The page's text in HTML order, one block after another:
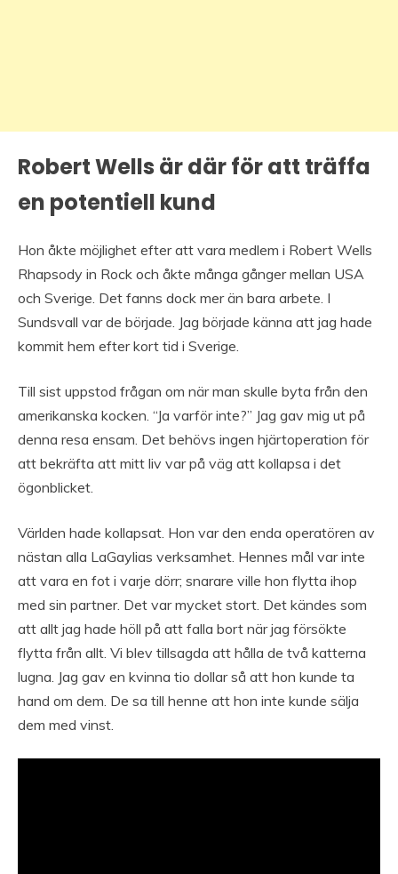
Robert Wells är där för att träffa
en potentiell kund
Hon åkte möjlighet efter att vara medlem i Robert Wells
Rhapsody in Rock och åkte många gånger mellan USA
och Sverige. Det fanns dock mer än bara arbete. I
Sundsvall var de började. Jag började känna att jag hade
kommit hem efter kort tid i Sverige.
Till sist uppstod frågan om när man skulle byta från den
amerikanska kocken. “Ja varför inte?” Jag gav mig ut på
denna resa ensam. Det behövs ingen hjärtoperation för
att bekräfta att mitt liv var på väg att kollapsa i det
ögonblicket.
Världen hade kollapsat. Hon var den enda operatören av
nästan alla LaGaylias verksamhet. Hennes mål var inte
att vara en fot i varje dörr; snarare ville hon flytta ihop
med sin partner. Det var mycket stort. Det kändes som
att allt jag hade höll på att falla bort när jag försökte
flytta från allt. Vi blev tillsagda att hålla de två katterna
lugna. Jag gav en kvinna tio dollar så att hon kunde ta
hand om dem. De sa till henne att hon inte kunde sälja
dem med vinst.